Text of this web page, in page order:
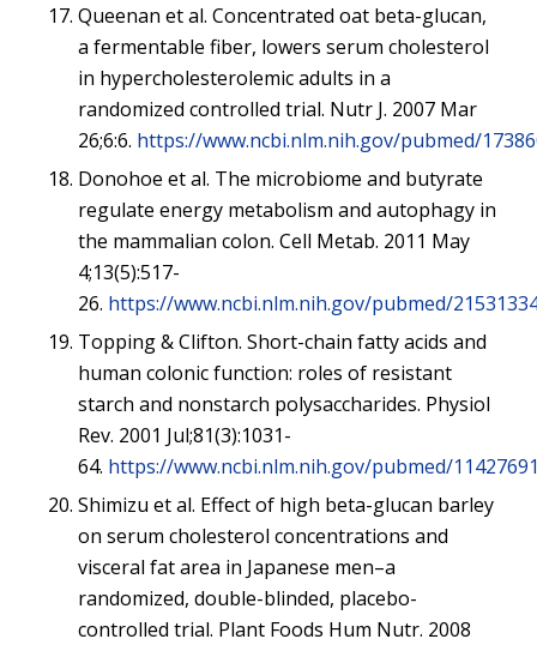
Queenan et al. Concentrated oat beta-glucan,
a fermentable fiber, lowers serum cholesterol
in hypercholesterolemic adults in a
randomized controlled trial. Nutr J. 2007 Mar
26;6:6. https://www.ncbi.nlm.nih.gov/pubmed/
Donohoe et al. The microbiome and butyrate
regulate energy metabolism and autophagy in
the mammalian colon. Cell Metab. 2011 May
4;13(5):517-
26. https://www.ncbi.nlm.nih.gov/pubmed/
Topping & Clifton. Short-chain fatty acids and
human colonic function: roles of resistant
starch and nonstarch polysaccharides. Physiol
Rev. 2001 Jul;81(3):1031-
64. https://www.ncbi.nlm.nih.gov/pubmed/
Shimizu et al. Effect of high beta-glucan barley
on serum cholesterol concentrations and
visceral fat area in Japanese men–a
randomized, double-blinded, placebo-
controlled trial. Plant Foods Hum Nutr. 2008